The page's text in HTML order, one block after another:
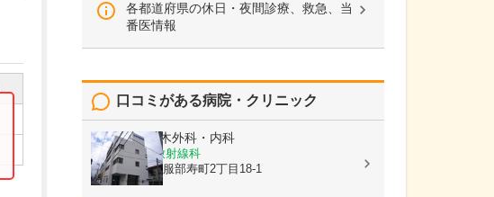
各都道府県の休日・夜間診療、救急、当
番医情報
口コミがある病院・クリニック
医療法人三木外科・内科
内科, 外科, 放射線科
大阪府豊中市服部寿町2丁目18-1